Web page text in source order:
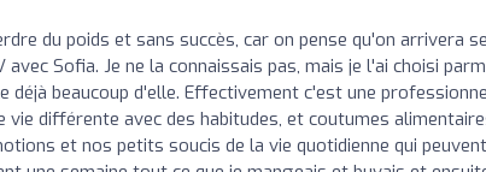
du poids et sans succès, car on pense qu'on arrivera
Sofia. Je ne la connaissais pas, mais je l'ai choisi
beaucoup d'elle. Effectivement c'est une
vie différente avec des habitudes, et coutumes
et nos petits soucis de la vie quotidienne qui peuvent